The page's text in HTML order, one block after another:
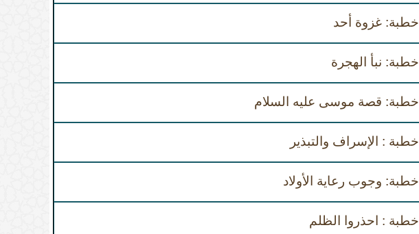
خطبة: غزوة أحد
خطبة: نبأ الهجرة
خطبة: قصة موسى عليه السلام
خطبة : الإسراف والتبذير
خطبة: وجوب رعاية الأولاد
خطبة : احذروا الظلم